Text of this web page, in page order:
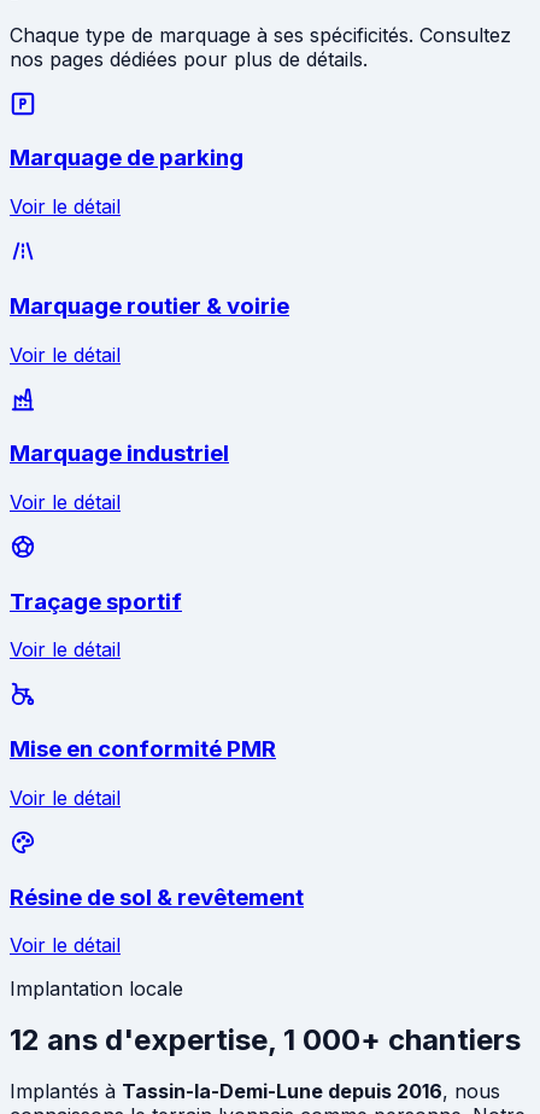
Chaque type de marquage à ses spécificités. Consultez
nos pages dédiées pour plus de détails.
Marquage de parking
Voir le détail
Marquage routier & voirie
Voir le détail
Marquage industriel
Voir le détail
Traçage sportif
Voir le détail
Mise en conformité PMR
Voir le détail
Résine de sol & revêtement
Voir le détail
Implantation locale
12 ans d'expertise, 1 000+ chantiers
Implantés à Tassin-la-Demi-Lune depuis 2016, nous